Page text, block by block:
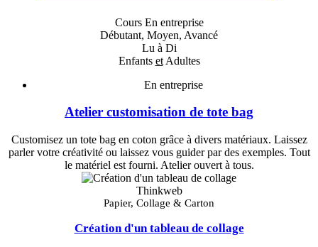
Cours En entreprise
Débutant, Moyen, Avancé
Lu à Di
Enfants etAdultes
En entreprise
Atelier customisation de tote bag
Customisez un tote bag en coton grâce à divers matériaux. Laissez
parler votre créativité ou laissez vous guider par des exemples. Tout
le matériel est fourni. Atelier ouvert à tous.
Thinkweb
Papier, Collage & Carton
Création d'un tableau de collage